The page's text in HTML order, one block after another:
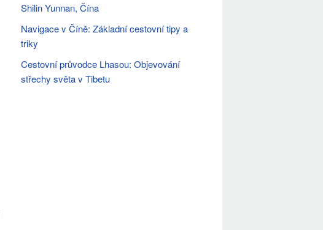
Shilin Yunnan, Čína
Navigace v Číně: Základní cestovní tipy a
triky
Cestovní průvodce Lhasou: Objevování
střechy světa v Tibetu